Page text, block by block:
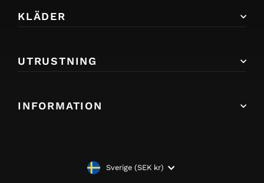
KLÄDER
UTRUSTNING
INFORMATION
VALUTASverige (SEK kr)